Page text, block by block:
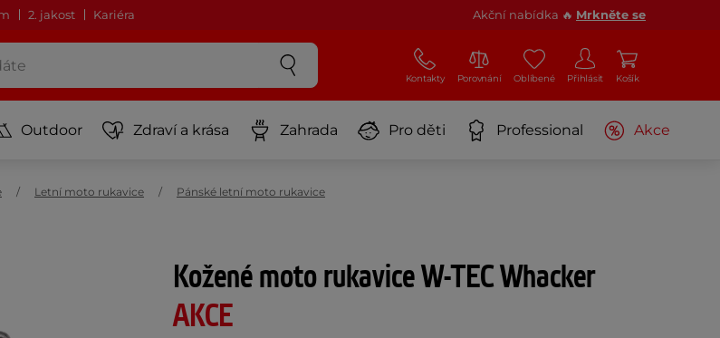
2. jakost Kariéra Akční nabídka 🔥 Mrkněte se
Kontakty Porovnání Oblíbené Přihlásit Košík
Outdoor Zdraví a krása Zahrada Pro děti Professional Akce
Letní moto rukavice Pánské letní moto rukavice
Kožené moto rukavice W-TEC Whacker
AKCE